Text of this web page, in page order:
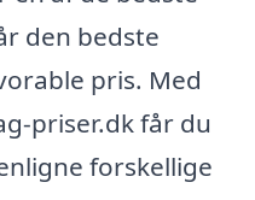
den bedste
pris. Med
priser.dk får du
forskellige